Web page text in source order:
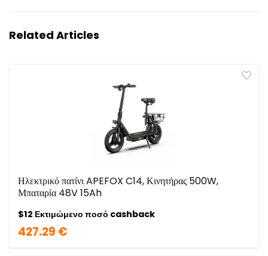
Related Articles
Ηλεκτρικό πατίνι APEFOX C14, Κινητήρας 500W,
Μπαταρία 48V 15Ah
$12 Εκτιμώμενο ποσό cashback
427.29 €